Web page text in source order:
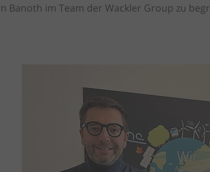
Banoth im Team der Wackler Group zu